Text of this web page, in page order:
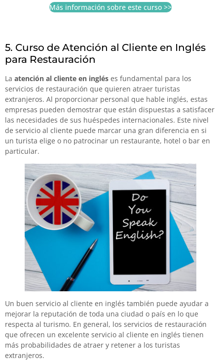
Más información sobre este curso >>
5. Curso de Atención al Cliente en Inglés
para Restauración
La atención al cliente en inglés es fundamental para los
servicios de restauración que quieren atraer turistas
extranjeros. Al proporcionar personal que hable inglés, estas
empresas pueden demostrar que están dispuestas a satisfacer
las necesidades de sus huéspedes internacionales. Este nivel
de servicio al cliente puede marcar una gran diferencia en si
un turista elige o no patrocinar un restaurante, hotel o bar en
particular.
Un buen servicio al cliente en inglés también puede ayudar a
mejorar la reputación de toda una ciudad o país en lo que
respecta al turismo. En general, los servicios de restauración
que ofrecen un excelente servicio al cliente en inglés tienen
más probabilidades de atraer y retener a los turistas
extranjeros.